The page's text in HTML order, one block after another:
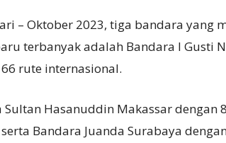
– Oktober 2023, tiga bandara yang
terbanyak adalah Bandara I Gusti
rute internasional.
Sultan Hasanuddin Makassar dengan
Bandara Juanda Surabaya